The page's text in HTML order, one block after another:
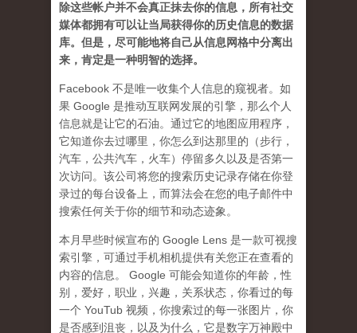
除这些帐户并不会真正抹去你的信息，所有社交
媒体都拥有可以让当局获得你的历史信息的数据
库。但是，尽可能地将自己从信息网格中分离出
来，肯定是一种明智的选择。
Facebook 不是唯一收集个人信息的窥视者。如
果 Google 是推动互联网发展的引擎，那么个人
信息就是让它的石油。通过它的地图应用程序，
它知道你去过哪里，你怎么到达那里的（步行，
汽车，公共汽车，火车）停留多久以及是否第一
次访问。该公司将您的搜索历史记录存储在你登
录过的每台设备上，而算法会在您的电子邮件中
搜索任何关于你的细节和动态迹象。
本月早些时候宣布的 Google Lens 是一款可视搜
索引擎，可通过手机相机提供有关您正在查看的
内容的信息。 Google 可能会知道你的年龄，性
别，爱好，职业，兴趣，关系状态，你看过的每
一个 YouTub 视频，你搜索过的每一张图片，你
是否感到沮丧，以及为什么，它是数字万神殿中